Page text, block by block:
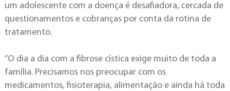
um adolescente com a doença é desafiadora, cercada de
questionamentos e cobranças por conta da rotina de
tratamento.
“O dia a dia com a fibrose cística exige muito de toda a
família. Precisamos nos preocupar com os
medicamentos, fisioterapia, alimentação e ainda há toda